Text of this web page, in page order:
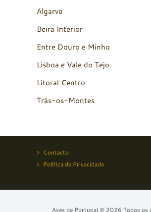
Algarve
Beira Interior
Entre Douro e Minho
Lisboa e Vale do Tejo
Litoral Centro
Trás-os-Montes
Contacto
Política de Privacidade
Aves de Portugal © 2026 Todos os